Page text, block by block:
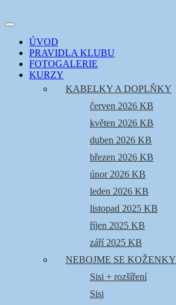
k
webuEVIKLUB
šicí klub
Toggle
navigation
ÚVOD
PRAVIDLA KLUBU
FOTOGALERIE
KURZY
KABELKY A DOPLŇKY
červen 2026 KB
květen 2026 KB
duben 2026 KB
březen 2026 KB
únor 2026 KB
leden 2026 KB
listopad 2025 KB
říjen 2025 KB
září 2025 KB
NEBOJME SE KOŽENKY
Sisi + rozšíření
Sisi